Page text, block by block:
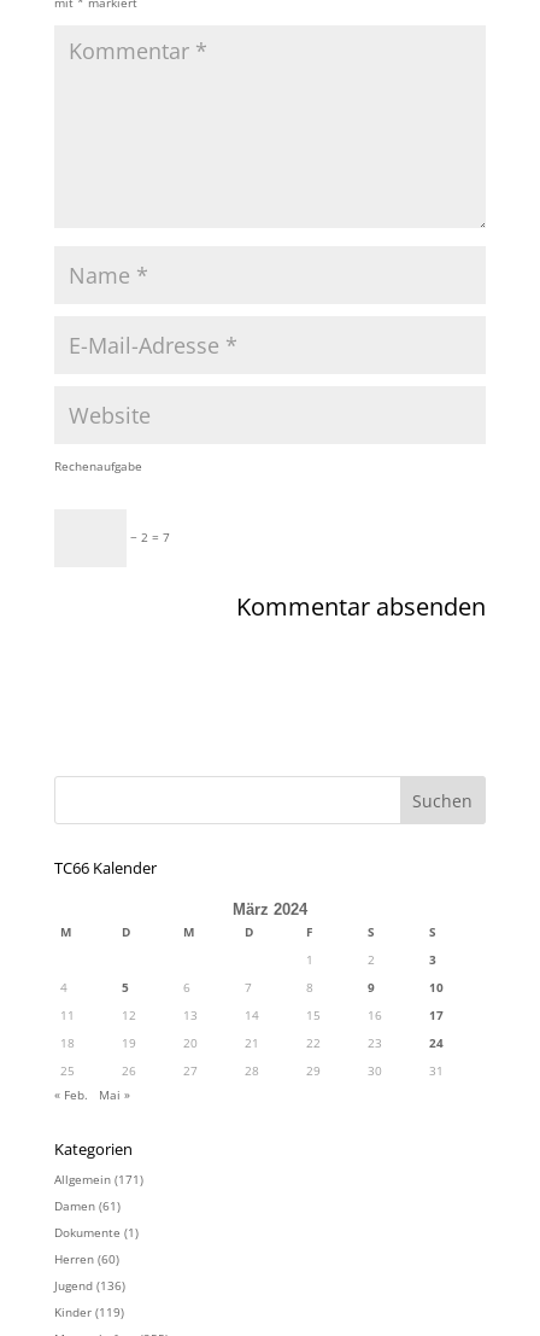
Rechenaufgabe
− 2 = 7
TC66 Kalender
März 2024
M D M D F S
S
1
2
3
4
5 6 7 8 9
10
11
12 13 14 15 16
17
18
19 20 21 22 23
24
25
26 27 28 29 30
31
« Feb.
Mai »
Kategorien
Allgemein(171)
Damen(61)
Dokumente (1)
Herren(60)
Jugend(136)
Kinder(119)